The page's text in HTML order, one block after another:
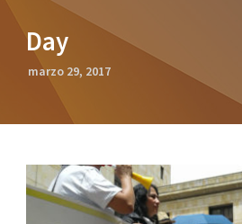
Day
marzo 29, 2017